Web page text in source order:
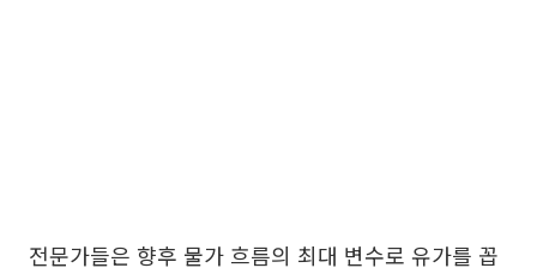
전문가들은 향후 물가 흐름의 최대 변수로 유가를 꼽